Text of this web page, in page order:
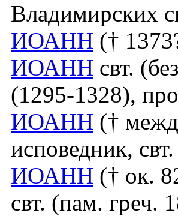
Владимирских
ИОАНН (†
ИОАНН свт.
(1295-1328),
ИОАНН (†
исповедник,
ИОАНН († ок.
свт. (пам. греч.